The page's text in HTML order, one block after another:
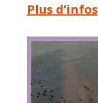
Plus d’infos